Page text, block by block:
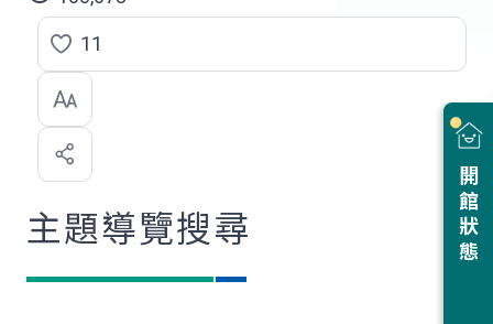
尋
開館狀態
點
選
喜
歡
11
主題導覽搜尋